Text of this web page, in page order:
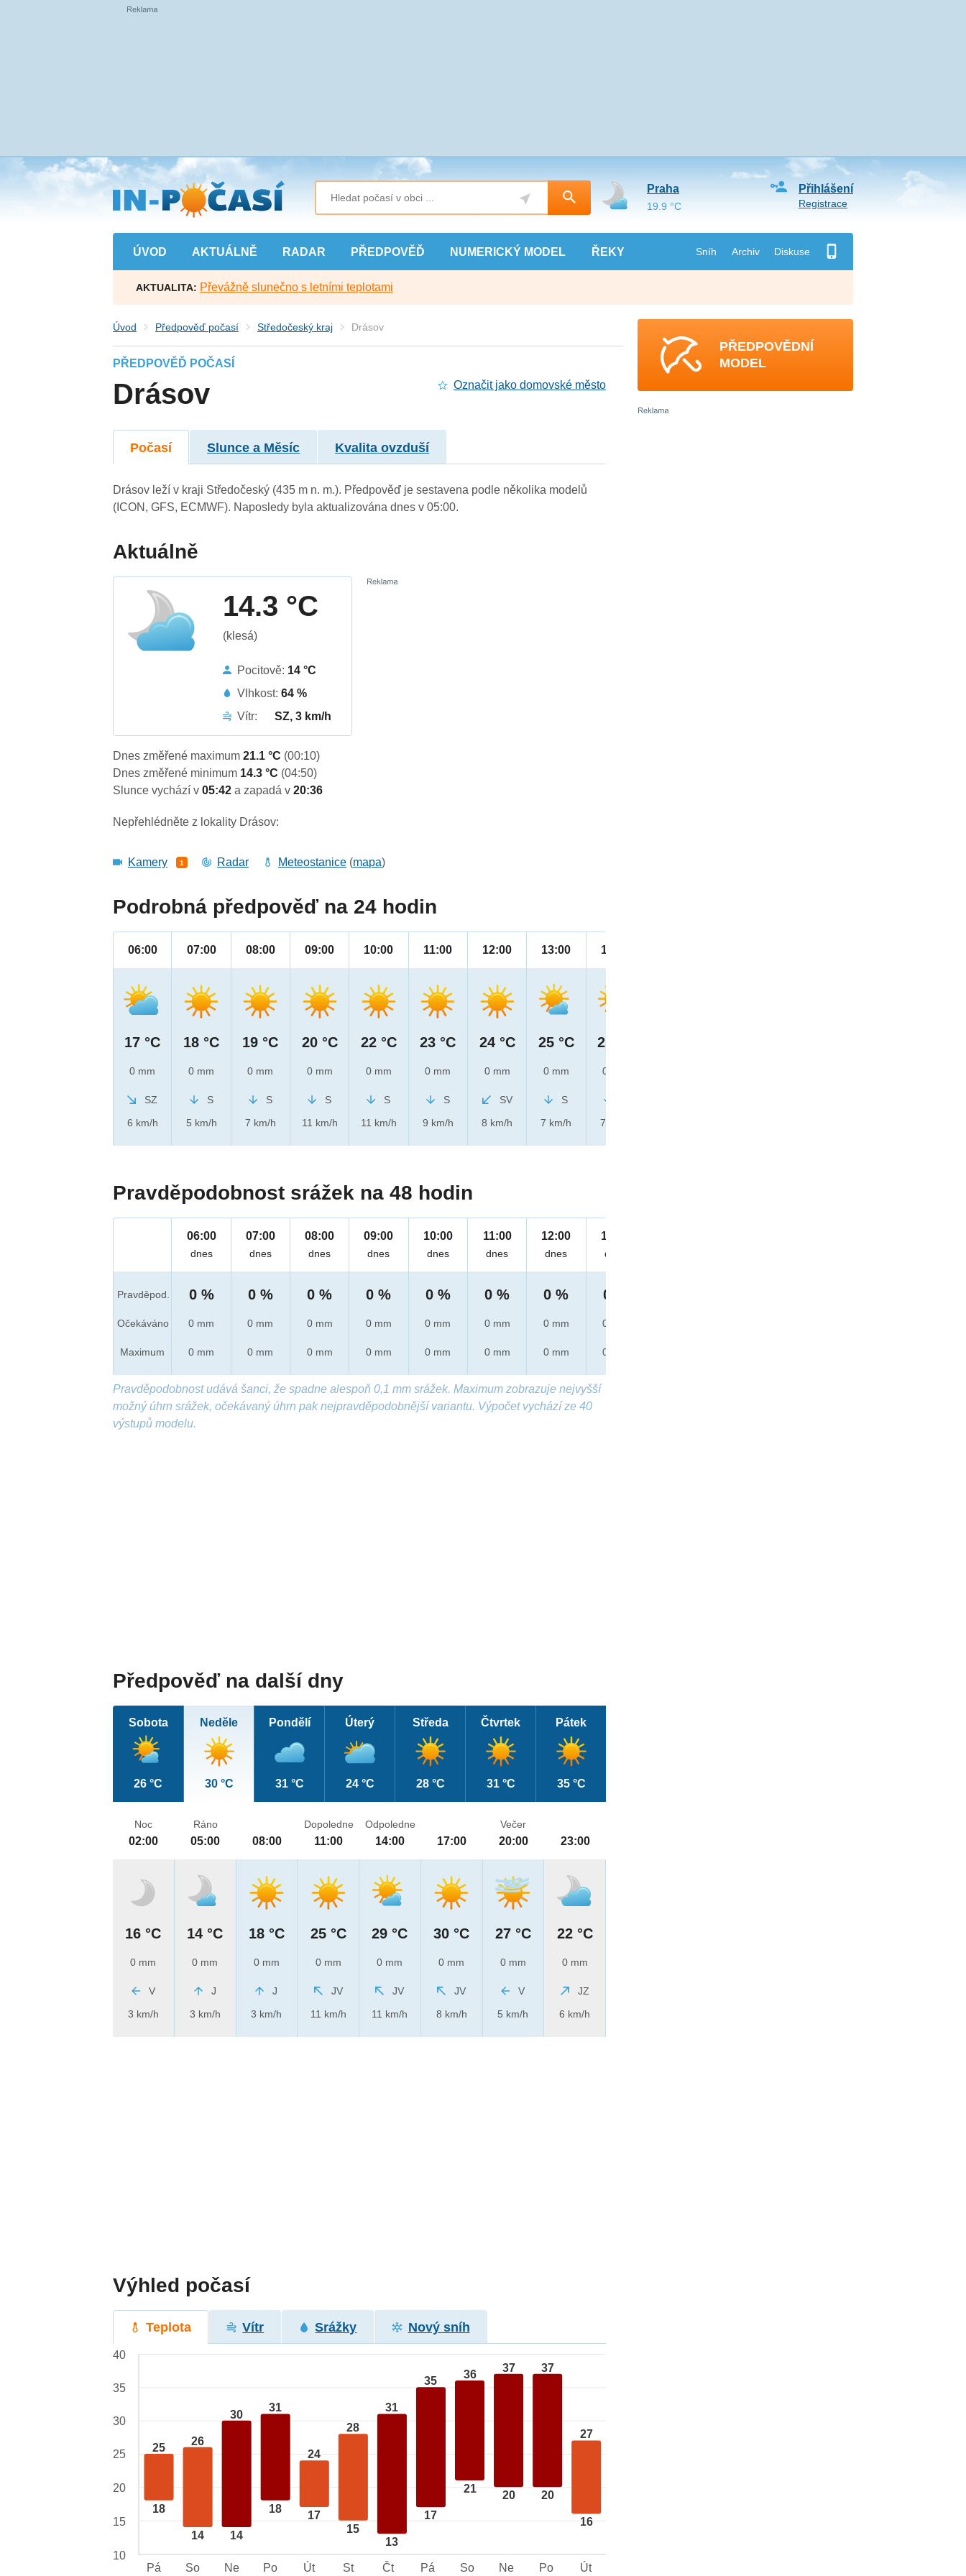
Přejít
na
hlavní
obsah
ÚVOD AKTUÁLNĚ RADAR PŘEDPOVĚĎ NUMERICKÝ MODEL ŘEKY Sníh Archiv Diskuse
Přihlášení
Registrace
Praha
19.9 °C
AKTUALITA: Převážně slunečno s letními teplotami
Úvod Předpověď počasí Středočeský kraj Drásov
PŘEDPOVĚĎ POČASÍ
Drásov Označit jako domovské město
Počasí Slunce a Měsíc Kvalita ovzduší
Drásov leží v kraji Středočeský (435 m n. m.). Předpověď je sestavena podle několika modelů
(ICON, GFS, ECMWF). Naposledy byla aktualizována dnes v 05:00.
Aktuálně
14.3 °C
(klesá)
Pocitově: 14 °C
Vlhkost:64 %
Vítr:
SZ, 3 km/h
Dnes změřené maximum21.1 °C (00:10)
Dnes změřené minimum 14.3 °C (04:50)
Slunce vychází v05:42a zapadá v20:36
Nepřehlédněte z lokality Drásov:
Kamery 1 Radar Meteostanice (mapa)
Podrobná předpověď na 24 hodin
06:00
17 °C
0 mm
SZ
6 km/h
07:00
18 °C
0 mm
S
5 km/h
08:00
19 °C
0 mm
S
7 km/h
09:00
20 °C
0 mm
S
11 km/h
10:00
22 °C
0 mm
S
11 km/h
11:00
23 °C
0 mm
S
9 km/h
12:00
24 °C
0 mm
SV
8 km/h
13:00
25 °C
0 mm
S
7 km/h
14:00
25 °C
0 mm
7 km/h
Pravděpodobnost srážek na 48 hodin
Pravděpod.
Očekáváno
Maximum
06:00
dnes
0 %
0 mm
0 mm
07:00
dnes
0 %
0 mm
0 mm
08:00
dnes
0 %
0 mm
0 mm
09:00
dnes
0 %
0 mm
0 mm
10:00
dnes
0 %
0 mm
0 mm
11:00
dnes
0 %
0 mm
0 mm
12:00
dnes
0 %
0 mm
0 mm
13:00
dnes
0 %
0 mm
0 mm
Pravděpodobnost udává šanci, že spadne alespoň 0,1 mm srážek. Maximum zobrazuje nejvyšší
možný úhrn srážek, očekávaný úhrn pak nejpravděpodobnější variantu. Výpočet vychází ze 40
výstupů modelu.
Předpověď na další dny
Sobota
26 °C
Neděle
30 °C
Pondělí
31 °C
Úterý
24 °C
Středa
28 °C
Čtvrtek
31 °C
Pátek
35 °C
Noc
02:00
16 °C
0 mm
V
3 km/h
Ráno
05:00
14 °C
0 mm
J
3 km/h
08:00
18 °C
0 mm
J
3 km/h
Dopoledne
11:00
25 °C
0 mm
JV
11 km/h
Odpoledne
14:00
29 °C
0 mm
JV
11 km/h
17:00
30 °C
0 mm
JV
8 km/h
Večer
20:00
27 °C
0 mm
V
5 km/h
23:00
22 °C
0 mm
JZ
6 km/h
Výhled počasí
Teplota Vítr Srážky Nový sníh
25
18
26
14
30
14
31
18
24
17
28
15
31
13
35
17
36
21
37
20
37
20
27
16
40
35
30
25
20
15
10
Pá
So Ne Po Út St Čt Pá So Ne Po Út
PŘEDPOVĚDNÍ
MODEL